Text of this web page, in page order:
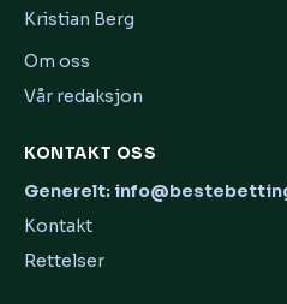
Kristian Berg
Om oss
Vår redaksjon
KONTAKT OSS
Generelt:
Kontakt
Rettelser